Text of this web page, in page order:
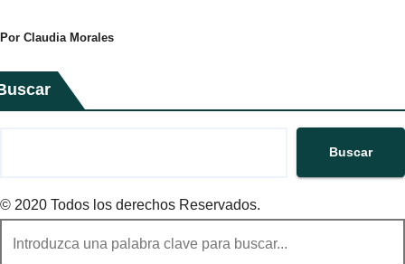
Por Claudia Morales
Buscar
© 2020 Todos los derechos Reservados.